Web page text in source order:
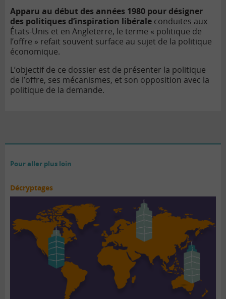
Apparu au début des années 1980 pour désigner
des politiques d’inspiration libérale conduites aux
États-Unis et en Angleterre, le terme « politique de
l’offre » refait souvent surface au sujet de la politique
économique.
L’objectif de ce dossier est de présenter la politique
de l’offre, ses mécanismes, et son opposition avec la
politique de la demande.
Pour aller plus loin
Décryptages